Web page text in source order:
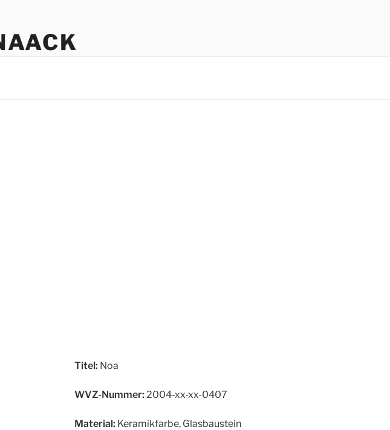
Titel: Noa
WVZ-Nummer: 2004-xx-xx-0407
Material: Keramikfarbe, Glasbaustein